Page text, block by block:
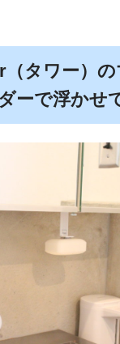
タワー）の
ーで浮かせ